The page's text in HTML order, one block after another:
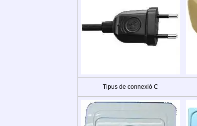
Tipus de connexió C